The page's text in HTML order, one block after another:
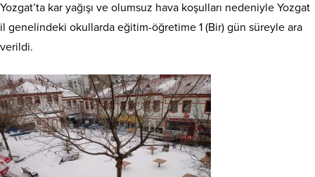
Yozgat’ta kar yağışı ve olumsuz hava koşulları nedeniyle Yozgat
il genelindeki okullarda eğitim-öğretime 1 (Bir) gün süreyle ara
verildi.